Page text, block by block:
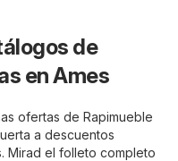
de
en Ames
ofertas de Rapimueble
a descuentos
Mirad el folleto completo